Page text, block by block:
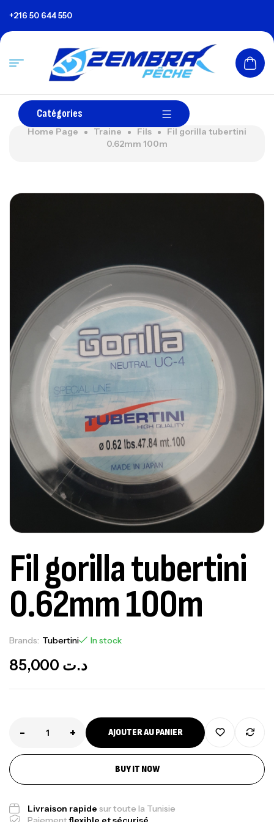
+216 50 644 550
Catégories
Home Page Traine Fils
Fil gorilla tubertini
0.62mm 100m
Fil gorilla tubertini
0.62mm 100m
Brands: Tubertini In stock
د.ت
- + AJOUTER AU PANIER
BUY IT NOW
Livraison rapide sur toute la Tunisie
Canne Jigging Sunset Massive Attack
1.83m 120/250gr 30kg
Cannes Jigging
د.ت340,000